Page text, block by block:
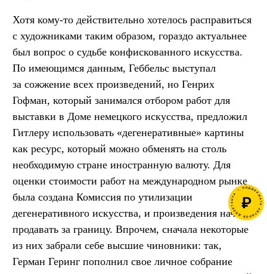
Хотя кому-то действительно хотелось расправиться
с художниками таким образом, гораздо актуальнее
был вопрос о судьбе конфискованного искусства.
По имеющимся данным, Геббельс выступал
за сожжение всех произведений, но Генрих
Гофман, который занимался отбором работ для
выставки в Доме немецкого искусства, предложил
Гитлеру использовать «дегенеративные» картины
как ресурс, который можно обменять на столь
необходимую стране иностранную валюту. Для
оценки стоимости работ на международном рынке
была создана Комиссия по утилизации
дегенеративного искусства, и произведения начали
продавать за границу. Впрочем, сначала некоторые
из них забрали себе высшие чиновники: так,
Герман Геринг пополнил свое личное собрание